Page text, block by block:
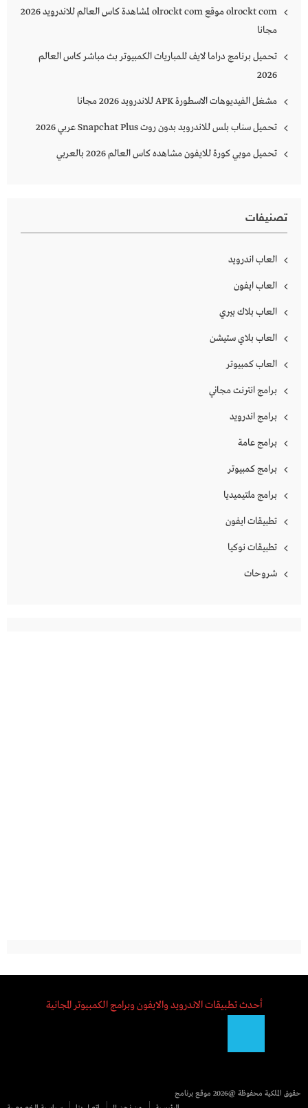
olrockt com موقع olrockt com لمشاهدة كاس العالم للاندرويد 2026
مجانا
تحميل برنامج دراما لايف للمباريات الكمبيوتر بث مباشر كاس العالم
2026
مشغل الفيديوهات الاسطورة APK للاندرويد 2026 مجانا
تحميل سناب بلس للاندرويد بدون روت Snapchat Plus‏ عربي 2026
تحميل موبي كورة للايفون مشاهده كاس العالم 2026 بالعربي
تصنيفات
العاب اندرويد
العاب ايفون
العاب بلاك بيري
العاب بلاي ستيشن
العاب كمبيوتر
برامج انترنت مجاني
برامج اندرويد
برامج عامة
برامج كمبيوتر
برامج ملتيميديا
تطبيقات ايفون
تطبيقات نوكيا
شروحات
أحدث تطبيقات الاندرويد والايفون وبرامج الكمبيوتر المجانية
حقوق الملكية محفوظة @2026
موقع برنامج